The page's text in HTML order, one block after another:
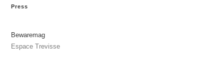
Press
Bewaremag
Espace Trevisse